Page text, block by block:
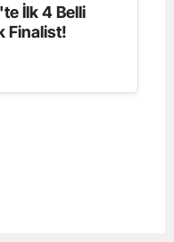
İlk 4 Belli
Finalist!